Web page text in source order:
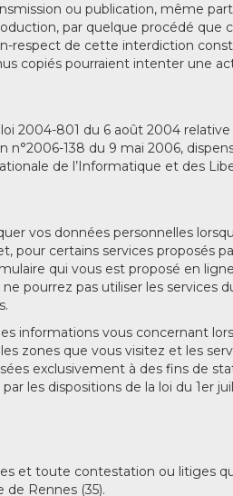
ou publication, même
par quelque procédé
respect de cette interdiction
copiés pourraient intenter une
2004-801 du 6 août 2004
138 du 9 mai 2006,
de l’Informatique et des
vos données personnelles
pour certains services proposés
qui vous est proposé en
pourrez pas utiliser les
informations vous concernant
zones que vous visitez et les
exclusivement à des fins de
les dispositions de la loi du 1er
et toute contestation ou litiges
Rennes (35).